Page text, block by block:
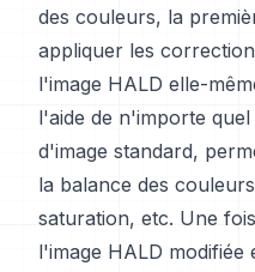
des couleurs, la
appliquer les
l'image HALD elle-
l'aide de n'importe
d'image standard,
la balance des
saturation, etc. Une
l'image HALD modifiée